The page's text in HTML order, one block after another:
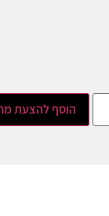
הוסף להצעת